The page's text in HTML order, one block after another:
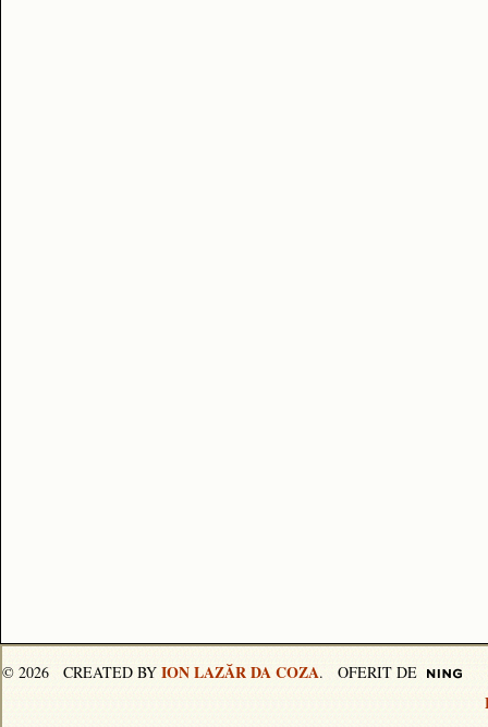
© 2026 CREATED BY ION LAZĂR DA COZA. OFERIT DE